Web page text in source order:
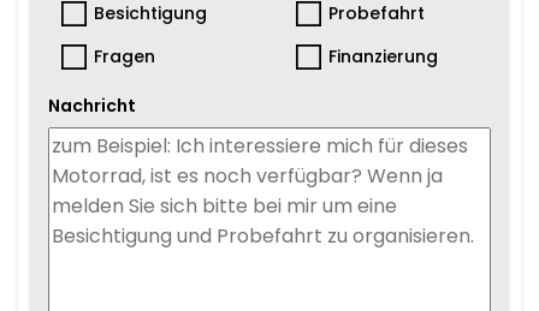
Besichtigung
Probefahrt
Fragen
Finanzierung
Nachricht